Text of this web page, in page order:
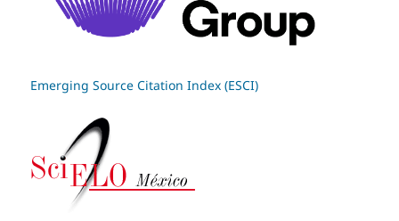
Emerging Source Citation Index (ESCI)